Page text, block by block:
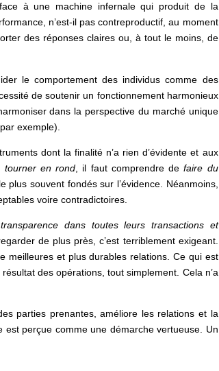
à une machine infernale qui produit de la
n’est-il pas contreproductif, au moment
des réponses claires ou, à tout le moins, de
le comportement des individus comme des
de soutenir un fonctionnement harmonieux
dans la perspective du marché unique
exemple).
dont la finalité n’a rien d’évidente et aux
tourner en rond , il faut comprendre defaire du
souvent fondés sur l’évidence. Néanmoins,
voire contradictoires.
dans toutes leurs transactions et
de plus près, c’est terriblement exigeant.
meilleures et plus durables relations. Ce qui est
des opérations, tout simplement. Cela n’a
parties prenantes, améliore les relations et la
est perçue comme une démarche vertueuse. Un